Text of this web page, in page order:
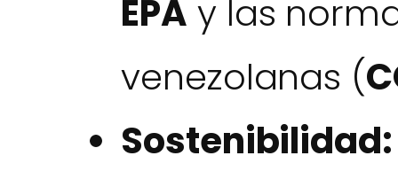
EPA y las
venezolanas (
Sostenibilidad: